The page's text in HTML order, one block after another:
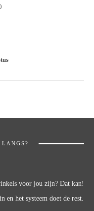
voor jou zijn? Dat kan!
en het systeem doet de rest.